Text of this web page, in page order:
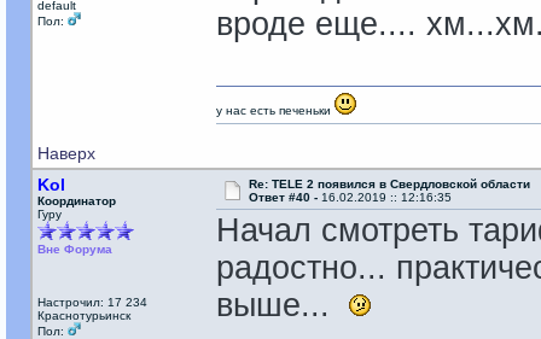
default
Пол:
вроде еще....
Наверх
у нас есть печеньки
Kol
Координатор
Гуру
Вне Форума
Настрочил: 17 234
Краснотурьинск
Пол:
Re: TELE 2 появился в Свердловской области
Ответ #40 - 16.02.2019 :: 12:16:35
Начал смотреть
радостно...
выше...